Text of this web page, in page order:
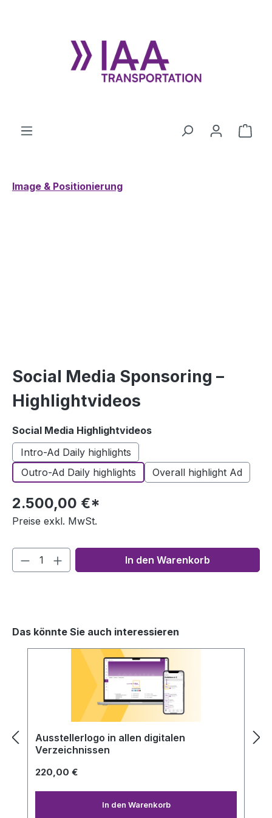
Image & Positionierung
Social Media Sponsoring –
Highlightvideos
Social Media Highlightvideosauswählen
Intro-Ad Daily highlights
Outro-Ad Daily highlights
Overall highlight Ad
2.500,00 €*
Preise exkl. MwSt.
In den Warenkorb
Das könnte Sie auch interessieren
Produktgalerie überspringen
Ausstellerlogo in allen digitalen
Verzeichnissen
220,00 €
In den Warenkorb